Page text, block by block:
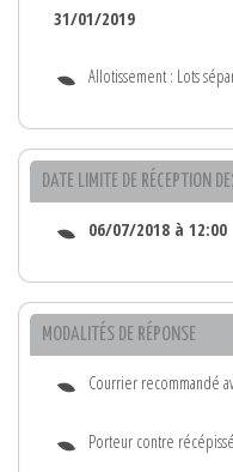
31/01/2019
Allotissement : Lots
DATE LIMITE DE RÉCEPTION
06/07/2018 à 12:00
MODALITÉS DE RÉPONSE
Courrier recommandé
Porteur contre récépissé